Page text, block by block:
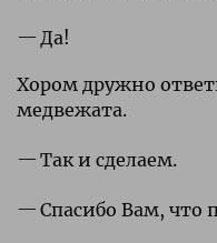
Да!
Хором дружно
медвежата.
Так и сделаем.
Спасибо Вам, что